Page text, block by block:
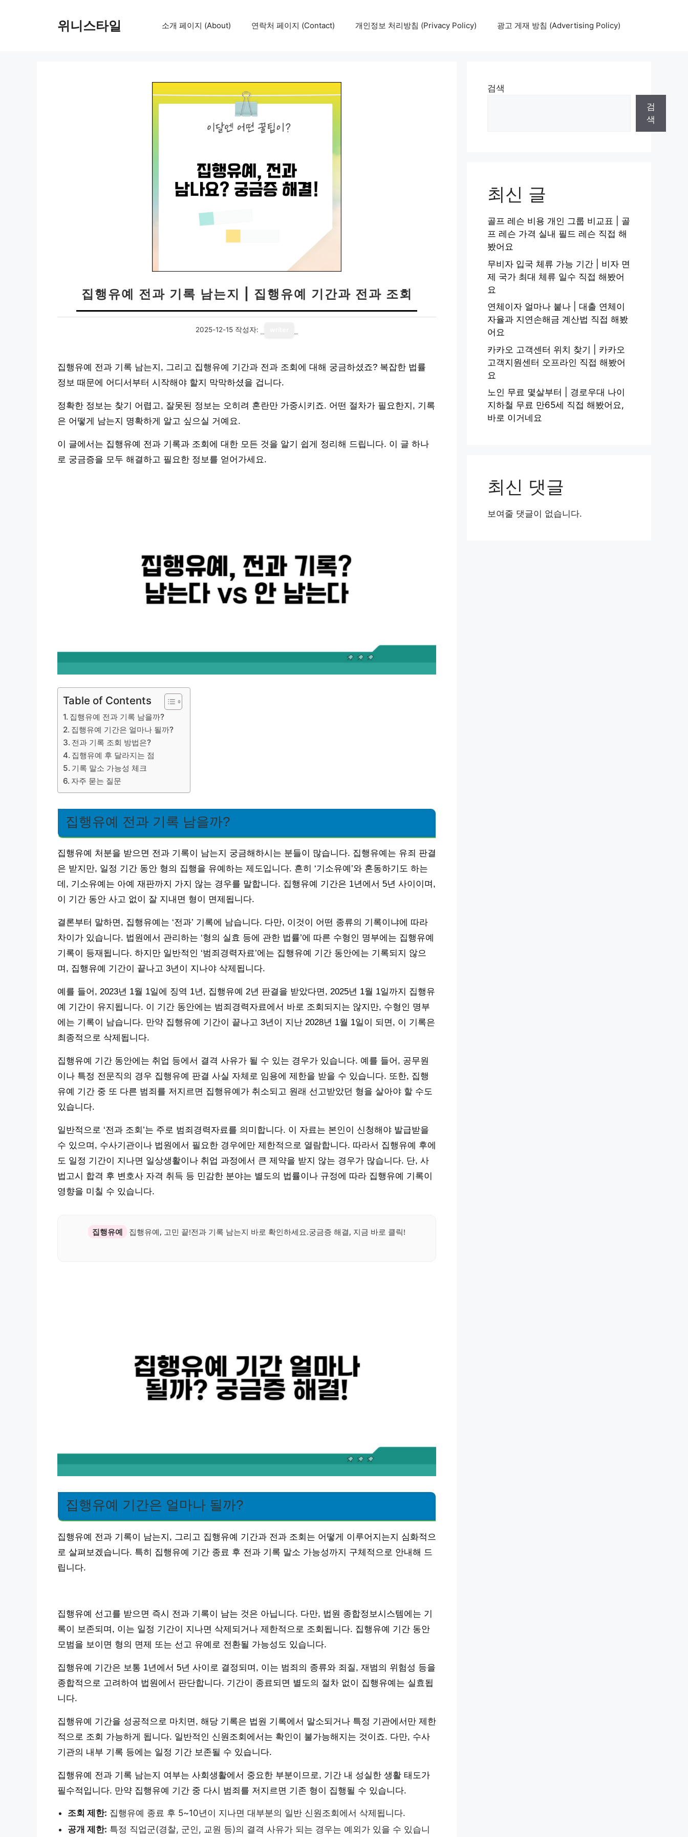
위니스타일 소개 페이지 (About) 연락처 페이지 (Contact) 개인정보 처리방침 (Privacy Policy) 광고 게재 방침 (Advertising Policy)
집행유예 전과 기록 남는지 | 집행유예 기간과 전과 조회
2025-12-15 작성자:
집행유예 전과 기록 남는지, 그리고 집행유예 기간과 전과 조회에 대해 궁금하셨죠? 복잡한 법률
정보 때문에 어디서부터 시작해야 할지 막막하셨을 겁니다.
정확한 정보는 찾기 어렵고, 잘못된 정보는 오히려 혼란만 가중시키죠. 어떤 절차가 필요한지, 기록
은 어떻게 남는지 명확하게 알고 싶으실 거예요.
이 글에서는 집행유예 전과 기록과 조회에 대한 모든 것을 알기 쉽게 정리해 드립니다. 이 글 하나
로 궁금증을 모두 해결하고 필요한 정보를 얻어가세요.
Table of Contents
집행유예 전과 기록 남을까?
집행유예 기간은 얼마나 될까?
전과 기록 조회 방법은?
집행유예 후 달라지는 점
기록 말소 가능성 체크
자주 묻는 질문
집행유예 전과 기록 남을까?
집행유예 처분을 받으면 전과 기록이 남는지 궁금해하시는 분들이 많습니다. 집행유예는 유죄 판결
은 받지만, 일정 기간 동안 형의 집행을 유예하는 제도입니다. 흔히 ‘기소유예’와 혼동하기도 하는
데, 기소유예는 아예 재판까지 가지 않는 경우를 말합니다. 집행유예 기간은 1년에서 5년 사이이며,
이 기간 동안 사고 없이 잘 지내면 형이 면제됩니다.
결론부터 말하면, 집행유예는 ‘전과’ 기록에 남습니다. 다만, 이것이 어떤 종류의 기록이냐에 따라
차이가 있습니다. 법원에서 관리하는 ‘형의 실효 등에 관한 법률’에 따른 수형인 명부에는 집행유예
기록이 등재됩니다. 하지만 일반적인 ‘범죄경력자료’에는 집행유예 기간 동안에는 기록되지 않으
며, 집행유예 기간이 끝나고 3년이 지나야 삭제됩니다.
예를 들어, 2023년 1월 1일에 징역 1년, 집행유예 2년 판결을 받았다면, 2025년 1월 1일까지 집행유
예 기간이 유지됩니다. 이 기간 동안에는 범죄경력자료에서 바로 조회되지는 않지만, 수형인 명부
에는 기록이 남습니다. 만약 집행유예 기간이 끝나고 3년이 지난 2028년 1월 1일이 되면, 이 기록은
최종적으로 삭제됩니다.
집행유예 기간 동안에는 취업 등에서 결격 사유가 될 수 있는 경우가 있습니다. 예를 들어, 공무원
이나 특정 전문직의 경우 집행유예 판결 사실 자체로 임용에 제한을 받을 수 있습니다. 또한, 집행
유예 기간 중 또 다른 범죄를 저지르면 집행유예가 취소되고 원래 선고받았던 형을 살아야 할 수도
있습니다.
일반적으로 ‘전과 조회’는 주로 범죄경력자료를 의미합니다. 이 자료는 본인이 신청해야 발급받을
수 있으며, 수사기관이나 법원에서 필요한 경우에만 제한적으로 열람합니다. 따라서 집행유예 후에
도 일정 기간이 지나면 일상생활이나 취업 과정에서 큰 제약을 받지 않는 경우가 많습니다. 단, 사
법고시 합격 후 변호사 자격 취득 등 민감한 분야는 별도의 법률이나 규정에 따라 집행유예 기록이
영향을 미칠 수 있습니다.
집행유예 집행유예, 고민 끝!전과 기록 남는지 바로 확인하세요.궁금증 해결, 지금 바로 클릭!
집행유예 기간은 얼마나 될까?
집행유예 전과 기록이 남는지, 그리고 집행유예 기간과 전과 조회는 어떻게 이루어지는지 심화적으
로 살펴보겠습니다. 특히 집행유예 기간 종료 후 전과 기록 말소 가능성까지 구체적으로 안내해 드
립니다.
집행유예 선고를 받으면 즉시 전과 기록이 남는 것은 아닙니다. 다만, 법원 종합정보시스템에는 기
록이 보존되며, 이는 일정 기간이 지나면 삭제되거나 제한적으로 조회됩니다. 집행유예 기간 동안
모범을 보이면 형의 면제 또는 선고 유예로 전환될 가능성도 있습니다.
집행유예 기간은 보통 1년에서 5년 사이로 결정되며, 이는 범죄의 종류와 죄질, 재범의 위험성 등을
종합적으로 고려하여 법원에서 판단합니다. 기간이 종료되면 별도의 절차 없이 집행유예는 실효됩
니다.
집행유예 기간을 성공적으로 마치면, 해당 기록은 법원 기록에서 말소되거나 특정 기관에서만 제한
적으로 조회 가능하게 됩니다. 일반적인 신원조회에서는 확인이 불가능해지는 것이죠. 다만, 수사
기관의 내부 기록 등에는 일정 기간 보존될 수 있습니다.
집행유예 전과 기록 남는지 여부는 사회생활에서 중요한 부분이므로, 기간 내 성실한 생활 태도가
필수적입니다. 만약 집행유예 기간 중 다시 범죄를 저지르면 기존 형이 집행될 수 있습니다.
조회 제한: 집행유예 종료 후 5~10년이 지나면 대부분의 일반 신원조회에서 삭제됩니다.
공개 제한: 특정 직업군(경찰, 군인, 교원 등)의 결격 사유가 되는 경우는 예외가 있을 수 있습니
검색
검
색
최신 글
골프 레슨 비용 개인 그룹 비교표 | 골
프 레슨 가격 실내 필드 레슨 직접 해
봤어요
무비자 입국 체류 가능 기간 | 비자 면
제 국가 최대 체류 일수 직접 해봤어
요
연체이자 얼마나 붙나 | 대출 연체이
자율과 지연손해금 계산법 직접 해봤
어요
카카오 고객센터 위치 찾기 | 카카오
고객지원센터 오프라인 직접 해봤어
요
노인 무료 몇살부터 | 경로우대 나이
지하철 무료 만65세 직접 해봤어요,
바로 이거네요
최신 댓글
보여줄 댓글이 없습니다.